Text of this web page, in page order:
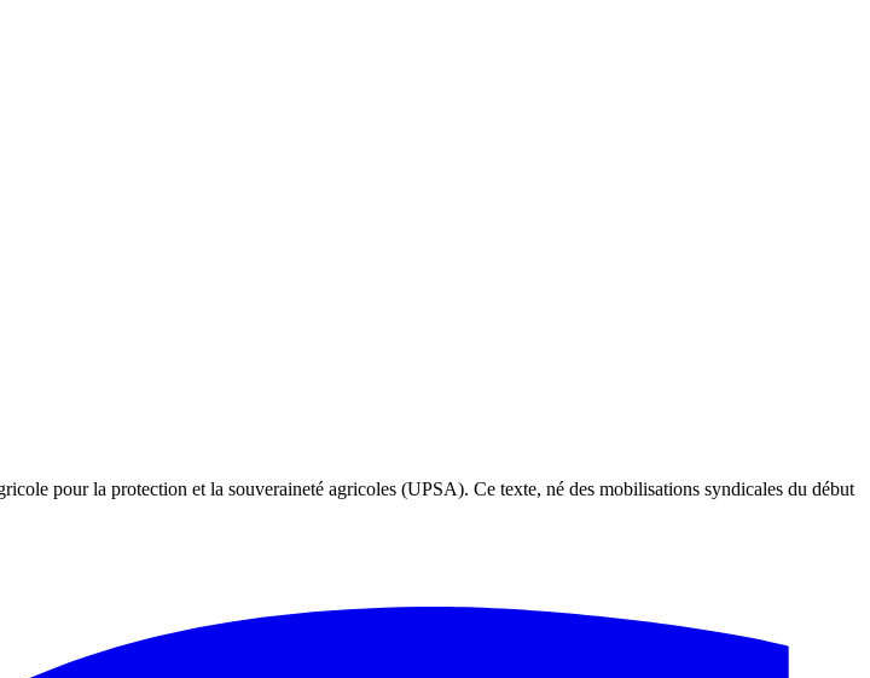
pour la protection et la souveraineté agricoles (UPSA). Ce texte, né des mobilisations syndicales du début